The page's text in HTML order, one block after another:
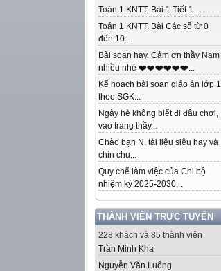
Toán 1 KNTT. Bài 1 Tiết 1....
Toán 1 KNTT. Bài Các số từ 0
đến 10...
Bài soạn hay. Cảm ơn thầy Nam
nhiều nhé ❤️❤️❤️❤️❤️❤️...
Kế hoạch bài soạn giáo án lớp 1
theo SGK...
Ngày hè không biết đi đâu chơi,
vào trang thầy...
Chào bạn N, tài liệu siêu hay và
chỉn chu...
Quy chế làm việc của Chi bộ
nhiệm kỳ 2025-2030...
THÀNH VIÊN TRỰC TUYẾN
228 khách và 85 thành viên
Trần Minh Kha
Nguyễn Văn Luông